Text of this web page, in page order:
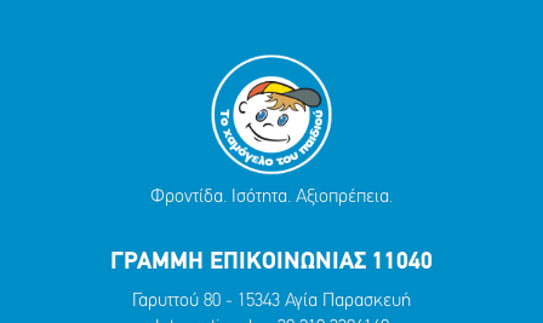
Φροντίδα. Ισότητα. Αξιοπρέπεια.
ΓΡΑΜΜΗ ΕΠΙΚΟΙΝΩΝΙΑΣ 11040
Γαρυττού 80 - 15343 Αγία Παρασκευή